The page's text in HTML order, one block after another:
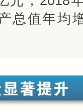
总值年均